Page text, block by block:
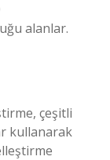
alanlar.
çeşitli
kullanarak